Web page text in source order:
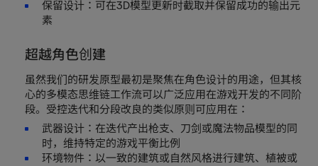
保留设计：可在3D模型更新时截取并保留成功的输出元
素
超越角色创建
虽然我们的研发原型最初是聚焦在角色设计的用途，但其核
心的多模态思维链工作流可以广泛应用在游戏开发的不同阶
段。受控迭代和分段改良的类似原则可应用在：
武器设计：在迭代产出枪支、刀剑或魔法物品模型的同
时，维持特定的游戏平衡比例
环境物件：以一致的建筑或自然风格进行建筑、植被或